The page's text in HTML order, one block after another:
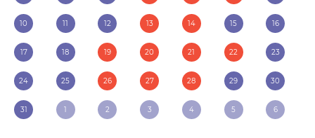
10 11 12 13 14 15 16
17 18 19 20 21 22 23
24 25 26 27 28 29 30
31 1 2 3 4 5 6